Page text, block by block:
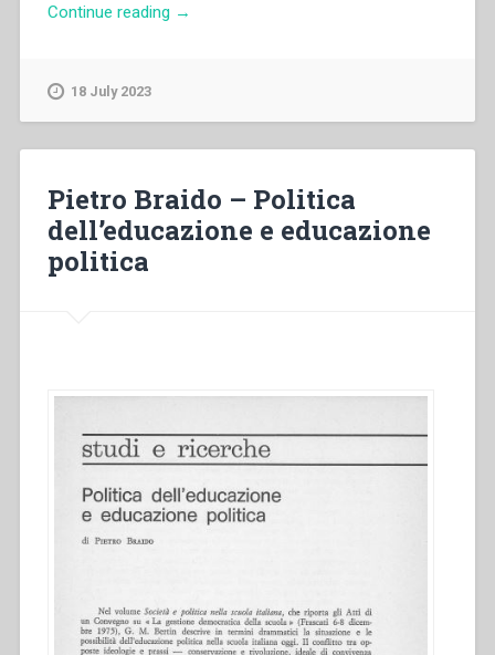
Continue reading “Pietro
→
18 July 2023
Pietro Braido – Politica
dell’educazione e educazione
politica